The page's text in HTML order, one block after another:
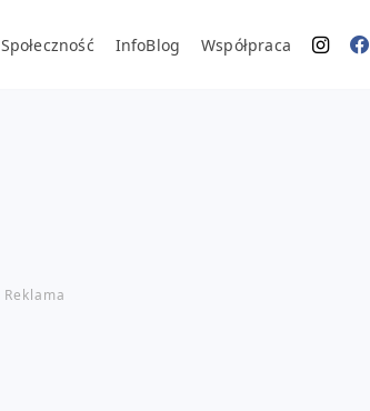
Społeczność InfoBlog Współpraca